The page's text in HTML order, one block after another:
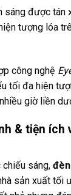
sáng được tán
tượng lóa
công nghệ
tối đa hiện
giờ liền
& tiện ích
sáng,
sản xuất tối